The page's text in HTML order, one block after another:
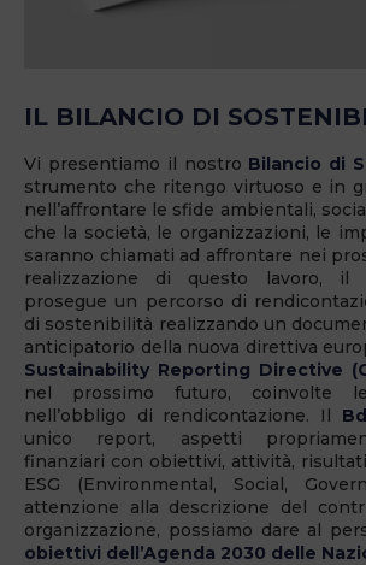
IL BILANCIO DI
Vi presentiamo il nostro Bilancio di
strumento che ritengo virtuoso e in
nell’affrontare le sfide ambientali,
che la società, le organizzazioni, le
saranno chiamati ad affrontare nei
realizzazione di questo lavoro, il
prosegue un percorso di
di sostenibilità realizzando un
anticipatorio della nuova direttiva
Sustainability Reporting Directive
nel prossimo futuro, coinvolte le
nell’obbligo di rendicontazione. Il
unico report, aspetti
finanziari con obiettivi, attività,
ESG (Environmental, Social,
attenzione alla descrizione del
organizzazione, possiamo dare al
obiettivi dell’Agenda 2030 delle